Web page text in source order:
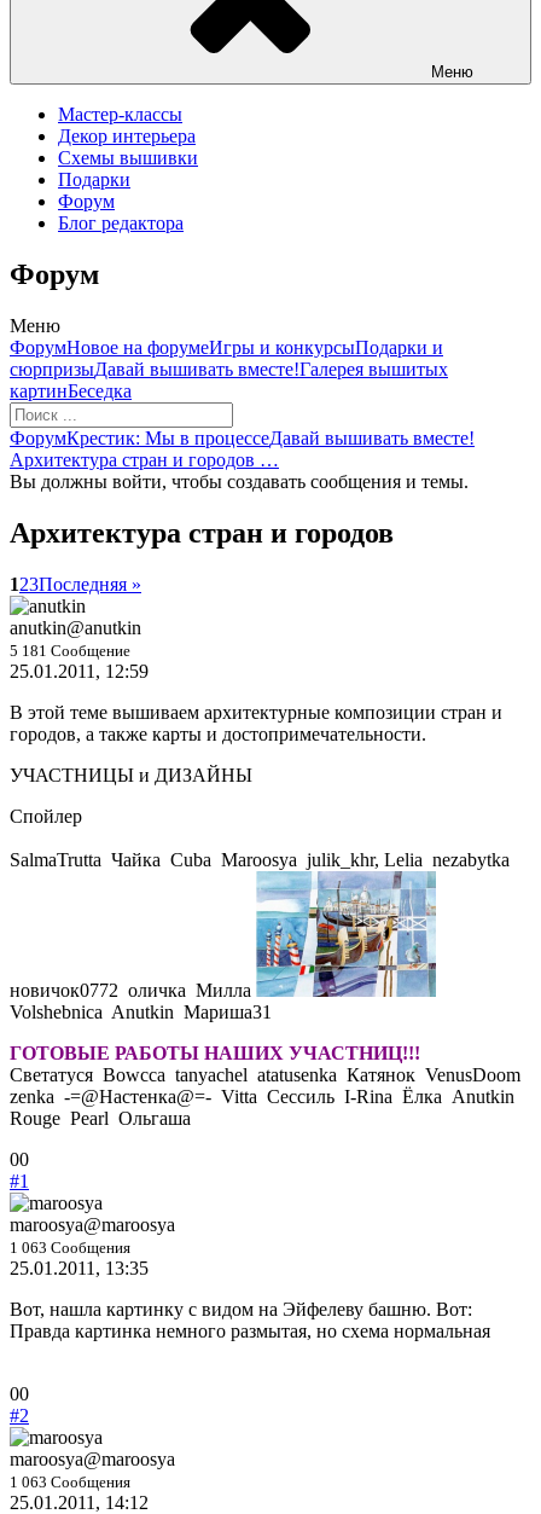
Меню
Мастер-классы
Декор интерьера
Схемы вышивки
Подарки
Форум
Блог редактора
Форум
Меню
Навигация
Форума
ФорумНовое на форумеИгры и конкурсыПодарки и
сюрпризыДавай вышивать вместе!Галерея вышитых
картинБеседка
Форум
breadcrumbs
-
здесь:
ФорумКрестик: Мы в процессеДавай вышивать вместе!
Архитектура стран и городов …
Вы должны войти, чтобы создавать сообщения и темы.
Архитектура стран и городов
123Последняя »
anutkin@anutkin
5 181 Сообщение
25.01.2011, 12:59
В этой теме вышиваем архитектурные композиции стран и
городов, а также карты и достопримечательности.
УЧАСТНИЦЫ и ДИЗАЙНЫ
Спойлер
SalmaTrutta Чайка Cuba Maroosya julik_khr, Lelia nezabytka
новичок0772 оличка Милла
Volshebnica Anutkin Мариша31
ГОТОВЫЕ РАБОТЫ НАШИХ УЧАСТНИЦ!!!
Светатуся Bowcca tanyachel atatusenka Катянок VenusDoom
zenka -=@Настенка@=- Vitta Сессиль I-Rina Ёлка Anutkin
Rouge Pearl Ольгаша
Голосуйте
-
палец
вниз.
0Голосуйте
-
палец
вверх.
0
#1
maroosya@maroosya
1 063 Сообщения
25.01.2011, 13:35
Вот, нашла картинку с видом на Эйфелеву башню. Вот:
Правда картинка немного размытая, но схема нормальная
Голосуйте
-
палец
вниз.
0Голосуйте
-
палец
вверх.
0
#2
maroosya@maroosya
1 063 Сообщения
25.01.2011, 14:12